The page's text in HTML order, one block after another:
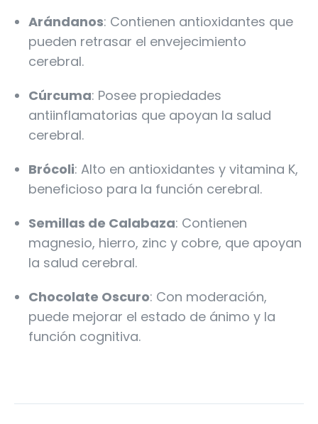
Arándanos: Contienen antioxidantes que
pueden retrasar el envejecimiento
cerebral.
Cúrcuma: Posee propiedades
antiinflamatorias que apoyan la salud
cerebral.
Brócoli: Alto en antioxidantes y vitamina K,
beneficioso para la función cerebral.
Semillas de Calabaza: Contienen
magnesio, hierro, zinc y cobre, que apoyan
la salud cerebral.
Chocolate Oscuro: Con moderación,
puede mejorar el estado de ánimo y la
función cognitiva.